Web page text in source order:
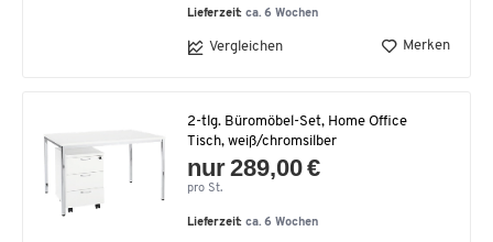
Lieferzeit:ca. 6 Wochen
Vergleichen Merken
2-tlg. Büromöbel-Set, Home Office
Tisch, weiß/chromsilber
nur 289,00 €
pro St.
Lieferzeit:ca. 6 Wochen